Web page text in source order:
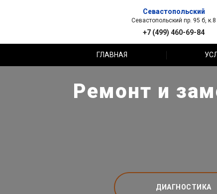
Севастопольский
Севастопольский пр. 95 б, к.8
+7 (499) 460-69-84
ГЛАВНАЯ
Ремонт и
ДИАГНОСТИКА